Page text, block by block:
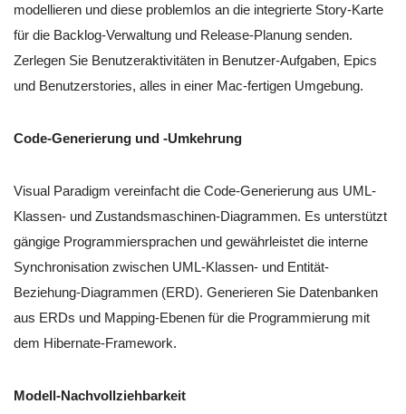
modellieren und diese problemlos an die integrierte Story-Karte
für die Backlog-Verwaltung und Release-Planung senden.
Zerlegen Sie Benutzeraktivitäten in Benutzer-Aufgaben, Epics
und Benutzerstories, alles in einer Mac-fertigen Umgebung.
Code-Generierung und -Umkehrung
Visual Paradigm vereinfacht die Code-Generierung aus UML-
Klassen- und Zustandsmaschinen-Diagrammen. Es unterstützt
gängige Programmiersprachen und gewährleistet die interne
Synchronisation zwischen UML-Klassen- und Entität-
Beziehung-Diagrammen (ERD). Generieren Sie Datenbanken
aus ERDs und Mapping-Ebenen für die Programmierung mit
dem Hibernate-Framework.
Modell-Nachvollziehbarkeit